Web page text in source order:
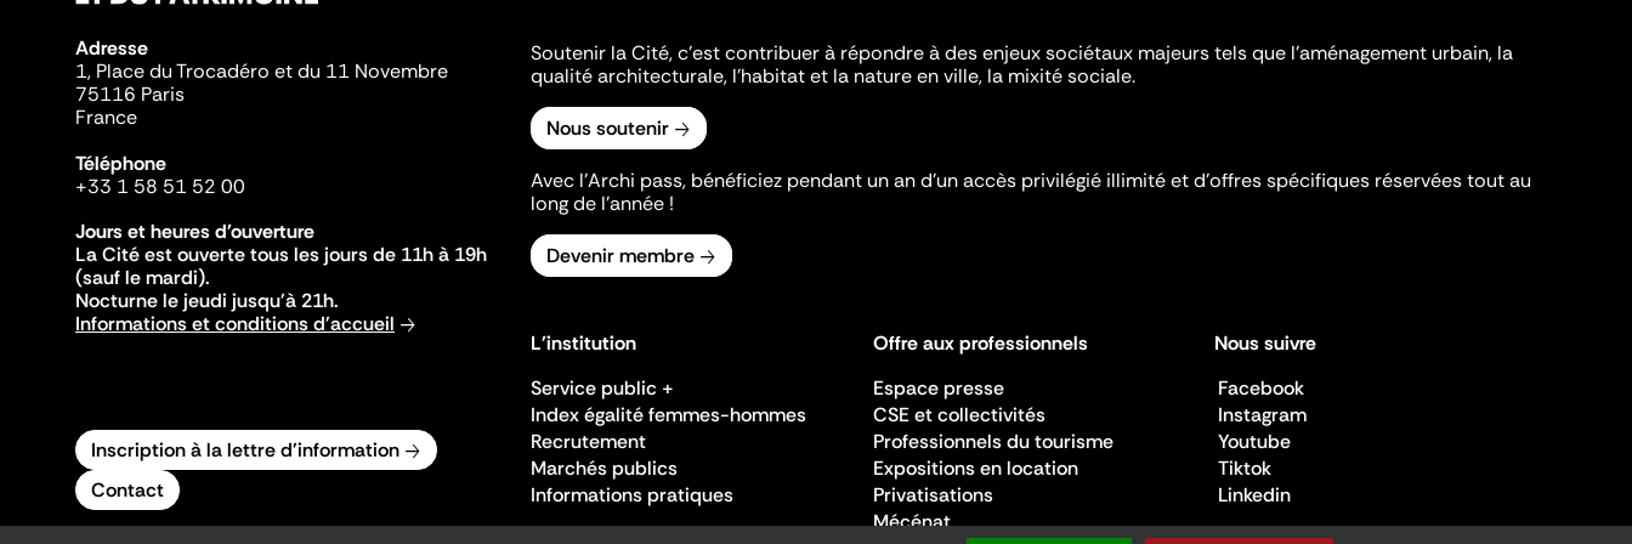
Adresse
1, Place du Trocadéro et du 11 Novembre
75116 Paris
France
Téléphone
+33 1 58 51 52 00
Jours et heures d'ouverture
La Cité est ouverte tous les jours de 11h à 19h
(sauf le mardi).
Nocturne le jeudi jusqu'à 21h.
Informations et conditions d'accueil
Inscription à la lettre d'information
Contact
Soutenir la Cité, c'est contribuer à répondre à des enjeux sociétaux majeurs tels que l'aménagement urbain, la
qualité architecturale, l'habitat et la nature en ville, la mixité sociale.
Nous soutenir
Avec l’Archi pass, bénéficiez pendant un an d’un accès privilégié illimité et d’offres spécifiques réservées tout au
long de l’année !
Devenir membre
L'institution
Service public +
Index égalité femmes-hommes
Recrutement
Marchés publics
Informations pratiques
Offre aux professionnels
Espace presse
CSE et collectivités
Professionnels du tourisme
Expositions en location
Privatisations
Mécénat
Nous suivre
Facebook
Instagram
Youtube
Tiktok
Linkedin